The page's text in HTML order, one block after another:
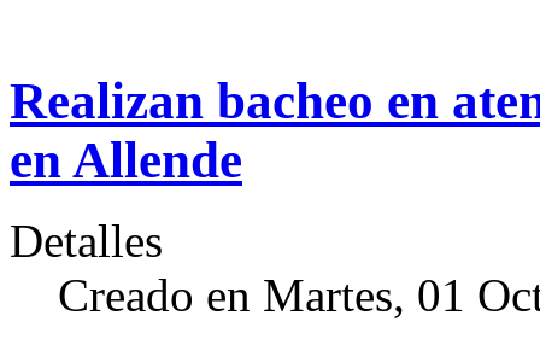
Realizan bacheo en
en Allende
Detalles
Creado en Martes, 01